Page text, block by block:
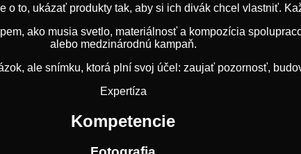
to, ukázať produkty tak, aby si ich divák chcel vlastniť.
ako musia svetlo, materiálnosť a kompozícia
alebo medzinárodnú kampaň.
ale snímku, ktorá plní svoj účel: zaujať pozornosť,
Expertíza
Kompetencie